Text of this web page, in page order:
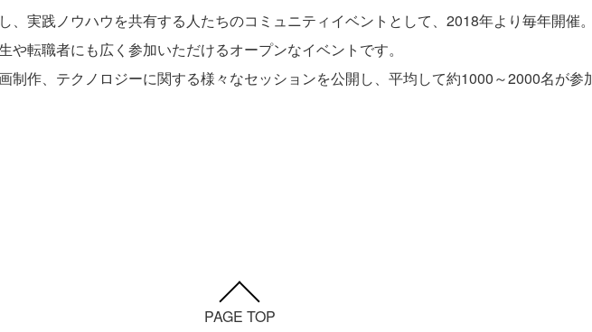
、実践ノウハウを共有する人たちのコミュニティイベントとして、2018年より毎年開催。
転職者にも広く参加いただけるオープンなイベントです。
制作、テクノロジーに関する様々なセッションを公開し、平均して約1000～2000名が参
PAGE TOP